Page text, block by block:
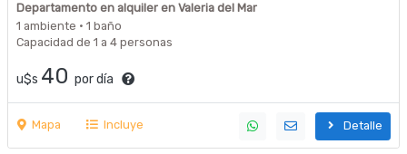
Departamento en alquiler en Valeria del Mar
1 ambiente · 1 baño
Capacidad de 1 a 4 personas
u$s 40 por día
Mapa Incluye Detalle